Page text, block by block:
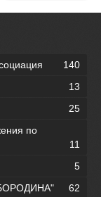
140
13
25
по
11
5
БОРОДИНА"
62